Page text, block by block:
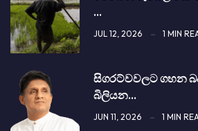
…
JUL 12, 2026 1 MIN
සිග­රට්වවලට ගහන
බිලි­යන…
JUN 11, 2026 1 MIN